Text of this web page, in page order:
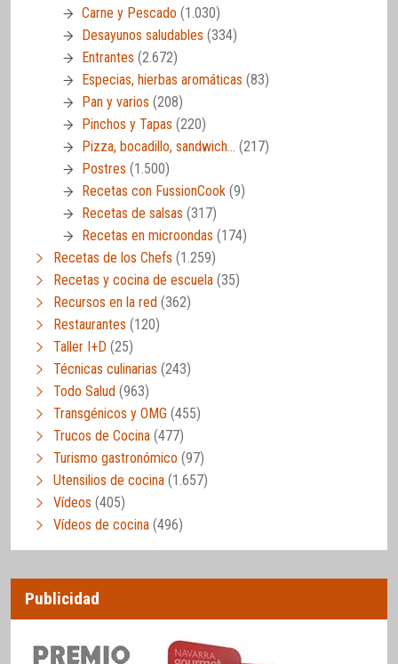
Carne y Pescado (1.030)
Desayunos saludables (334)
Entrantes (2.672)
Especias, hierbas aromáticas (83)
Pan y varios (208)
Pinchos y Tapas (220)
Pizza, bocadillo, sandwich… (217)
Postres (1.500)
Recetas con FussionCook (9)
Recetas de salsas (317)
Recetas en microondas (174)
Recetas de los Chefs (1.259)
Recetas y cocina de escuela (35)
Recursos en la red (362)
Restaurantes (120)
Taller I+D (25)
Técnicas culinarias (243)
Todo Salud (963)
Transgénicos y OMG (455)
Trucos de Cocina (477)
Turismo gastronómico (97)
Utensilios de cocina (1.657)
Vídeos (405)
Vídeos de cocina (496)
Publicidad